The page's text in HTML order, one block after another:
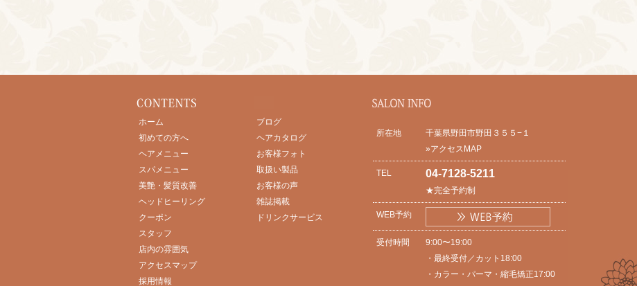
ホーム
初めての方へ
ヘアメニュー
スパメニュー
美艶・髪質改善
ヘッドヒーリング
クーポン
スタッフ
店内の雰囲気
アクセスマップ
採用情報
ブログ
ヘアカタログ
お客様フォト
取扱い製品
お客様の声
雑誌掲載
ドリンクサービス
所在地
千葉県野田市野田３５５−１
»アクセスMAP
TEL 04-7128-5211
★完全予約制
WEB予約
受付時間
9:00〜19:00
・最終受付／カット18:00
・カラー・パーマ・縮毛矯正17:00